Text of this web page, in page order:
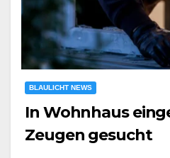
BLAULICHT NEWS
In Wohnhaus
Zeugen gesucht